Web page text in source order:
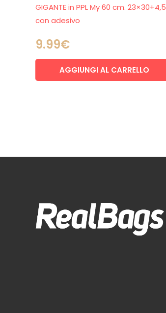
GIGANTE in PPL My 60 cm. 23×30+4,5
con adesivo
9.99€
AGGIUNGI AL CARRELLO